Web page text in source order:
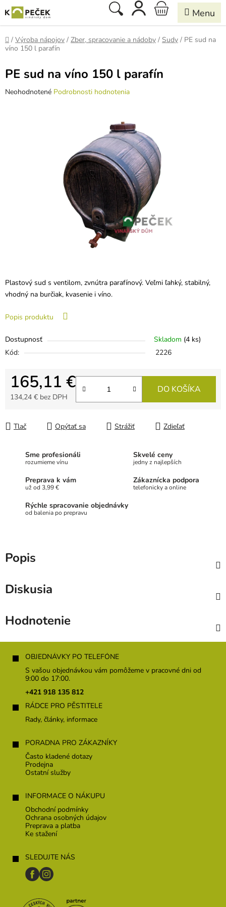
na
obsah
Hľadať
NÁKUPNÝ
KOŠÍK
Domov
/ Výroba nápojov / Zber, spracovanie a nádoby / Sudy / PE sud na
víno 150 l parafín
Plastový sud s ventilom, zvnútra parafínový. Veľmi ľahký, stabilný,
vhodný na burčiak, kvasenie i víno.
Popis produktu
Dostupnosť Skladom (4 ks)
Kód:
2226
165,11 €
134,24 € bez DPH
DO KOŠÍKA
Tlač Opýtať sa Strážiť Zdieľať
PE sud na víno 150 l parafín
Priemerné
Neohodnotené Podrobnosti hodnotenia
Sme profesionáli
rozumieme vínu
Skvelé ceny
jedny z najlepších
Preprava k vám
už od 3,99 €
Zákaznícka podpora
telefonicky a online
Rýchle spracovanie objednávky
od balenia po prepravu
Popis
Diskusia
Hodnotenie
OBJEDNÁVKY PO TELEFÓNE
S vašou objednávkou vám pomôžeme v pracovné dni od
9:00 do 17:00.
+421 918 135 812
RÁDCE PRO PĚSTITELE
Rady, články, informace
PORADNA PRO ZÁKAZNÍKY
Často kladené dotazy
Prodejna
Ostatní služby
INFORMACE O NÁKUPU
Obchodní podmínky
Ochrana osobných údajov
Preprava a platba
Ke stažení
SLEDUJTE NÁS